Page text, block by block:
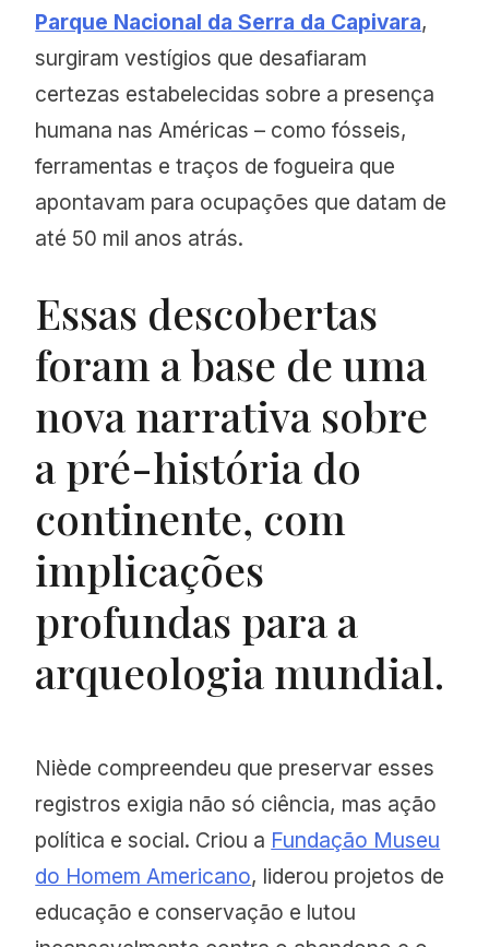
Parque Nacional da Serra da Capivara,
surgiram vestígios que desafiaram
certezas estabelecidas sobre a presença
humana nas Américas – como fósseis,
ferramentas e traços de fogueira que
apontavam para ocupações que datam de
até 50 mil anos atrás.
Essas descobertas
foram a base de uma
nova narrativa sobre
a pré-história do
continente, com
implicações
profundas para a
arqueologia mundial.
Niède compreendeu que preservar esses
registros exigia não só ciência, mas ação
política e social. Criou a Fundação Museu
do Homem Americano, liderou projetos de
educação e conservação e lutou